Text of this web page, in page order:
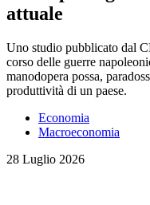
attuale
Uno studio pubblicato dal
corso delle guerre
manodopera possa,
produttività di un paese.
Economia
Macroeconomia
28 Luglio 2026